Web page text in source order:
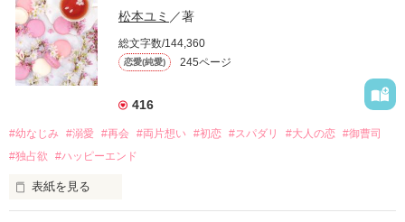
松本ユミ ／著
総文字数/144,360
恋愛(純愛) 245ページ
416
#幼なじみ #溺愛 #再会 #両片想い #初恋 #スパダリ #大人の恋 #御曹司
#独占欲
#ハッピーエンド
表紙を見る